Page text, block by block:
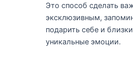
Это способ сделать
эксклюзивным,
подарить себе и
уникальные эмоции.